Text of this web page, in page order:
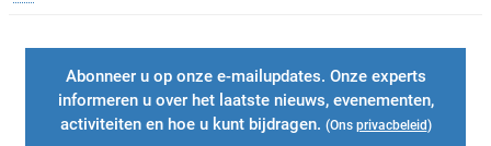
Abonneer u op onze e-mailupdates. Onze experts
informeren u over het laatste nieuws, evenementen,
activiteiten en hoe u kunt bijdragen. (Ons privacbeleid)